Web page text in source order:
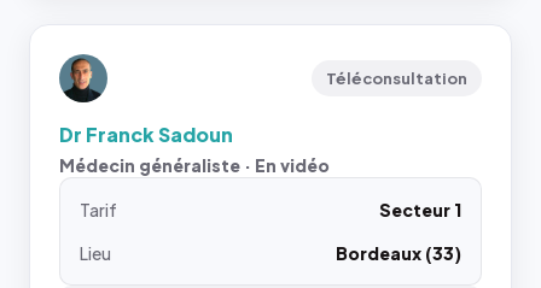
Téléconsultation
Dr Franck Sadoun
Médecin généraliste · En vidéo
Tarif
Secteur 1
Lieu
Bordeaux (33)